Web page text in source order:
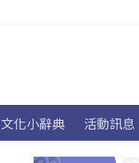
文化小辭典 活動訊息